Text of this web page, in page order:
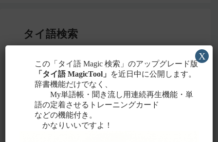
タイ語検索
・聞こえたタイ語を一番近いと感じるローマ字
に置き換えて検索！
タイ文字での検索も含め、詳しくはこちら。
この「タイ語 Magic 検索」のアップグレード版
「タイ語 MagicTool」
を近日中に公開します。
辞書機能だけでなく、
My単語帳・聞き流し用連続再生機能・単
語の定着させるトレーニングカード
などの機能付き。
かなりいいですよ！
X